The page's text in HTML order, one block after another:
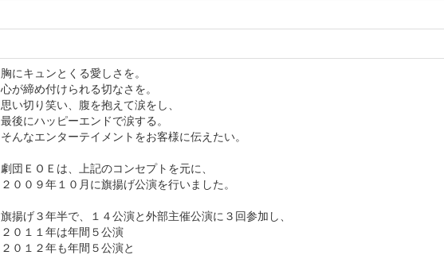
胸にキュンとくる愛しさを。
心が締め付けられる切なさを。
思い切り笑い、腹を抱えて涙をし、
最後にハッピーエンドで涙する。
そんなエンターテイメントをお客様に伝えたい。
劇団ＥＯＥは、上記のコンセプトを元に、
２００９年１０月に旗揚げ公演を行いました。
旗揚げ３年半で、１４公演と外部主催公演に３回参加し、
２０１１年は年間５公演
２０１２年も年間５公演と